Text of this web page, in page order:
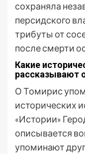
сохраняла
персидского
трибуты от
после смерти
Какие
рассказывают
О Томирис
исторических
«Истории»
описывается
упоминают